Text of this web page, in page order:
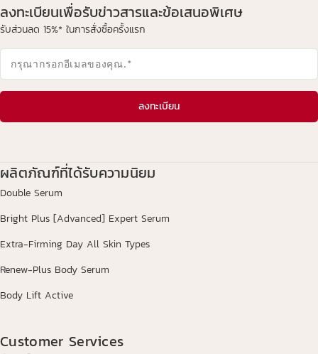
ลงทะเบียนเพื่อรับข่าวสารและข้อเสนอพิเศษ
รับส่วนลด 15%* ในการสั่งซื้อครั้งแรก
กรุณากรอกอีเมลของคุณ.*
ลงทะเบียน
ผลิตภัณฑ์ที่ได้รับความนิยม
Double Serum
Bright Plus [Advanced] Expert Serum
Extra-Firming Day All Skin Types
Renew-Plus Body Serum
Body Lift Active
Customer Services